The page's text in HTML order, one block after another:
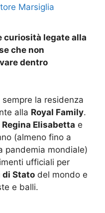
Marsiglia
curiosità legate alla
che non
dentro
sempre la residenza
alla Royal Family.
Regina Elisabetta e
(almeno fino a
pandemia mondiale)
ufficiali per
di Stato del mondo e
e balli.